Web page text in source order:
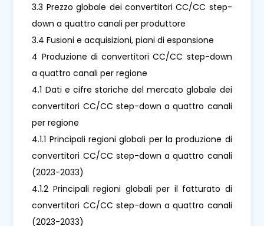
3.3 Prezzo globale dei convertitori CC/CC step-
down a quattro canali per produttore
3.4 Fusioni e acquisizioni, piani di espansione
4 Produzione di convertitori CC/CC step-down
a quattro canali per regione
4.1 Dati e cifre storiche del mercato globale dei
convertitori CC/CC step-down a quattro canali
per regione
4.1.1 Principali regioni globali per la produzione di
convertitori CC/CC step-down a quattro canali
(2023-2033)
4.1.2 Principali regioni globali per il fatturato di
convertitori CC/CC step-down a quattro canali
(2023-2033)